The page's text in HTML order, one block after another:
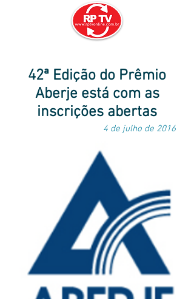
destaques|
|correspondentes
no Brasil e no exterior
42ª Edição do Prêmio
Aberje está com as
inscrições abertas
4 de julho de 2016